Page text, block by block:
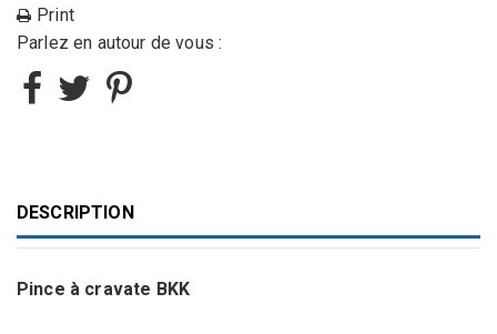
Print
Parlez en autour de vous :
DESCRIPTION
Pince à cravate BKK